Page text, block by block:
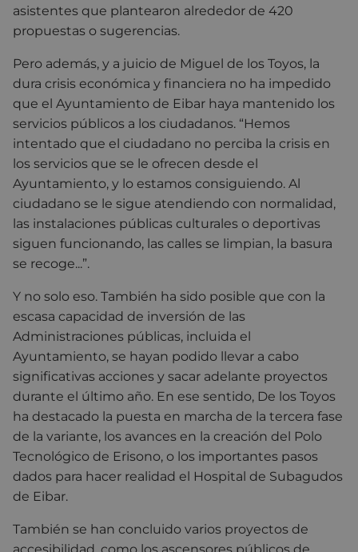
asistentes que plantearon alrededor de 420
propuestas o sugerencias.
Pero además, y a juicio de Miguel de los Toyos, la
dura crisis económica y financiera no ha impedido
que el Ayuntamiento de Eibar haya mantenido los
servicios públicos a los ciudadanos. “Hemos
intentado que el ciudadano no perciba la crisis en
los servicios que se le ofrecen desde el
Ayuntamiento, y lo estamos consiguiendo. Al
ciudadano se le sigue atendiendo con normalidad,
las instalaciones públicas culturales o deportivas
siguen funcionando, las calles se limpian, la basura
se recoge...”.
Y no solo eso. También ha sido posible que con la
escasa capacidad de inversión de las
Administraciones públicas, incluida el
Ayuntamiento, se hayan podido llevar a cabo
significativas acciones y sacar adelante proyectos
durante el último año. En ese sentido, De los Toyos
ha destacado la puesta en marcha de la tercera fase
de la variante, los avances en la creación del Polo
Tecnológico de Erisono, o los importantes pasos
dados para hacer realidad el Hospital de Subagudos
de Eibar.
También se han concluido varios proyectos de
accesibilidad, como los ascensores públicos de